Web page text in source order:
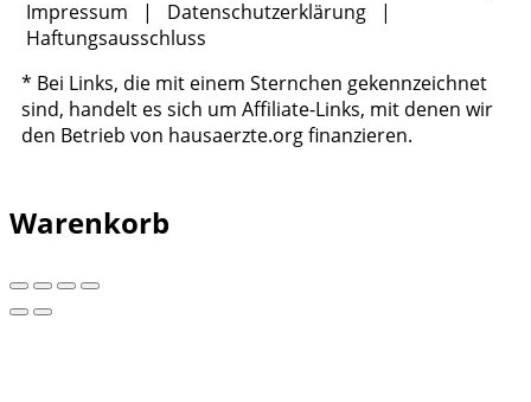
Impressum | Datenschutzerklärung |
Haftungsausschluss
* Bei Links, die mit einem Sternchen gekennzeichnet
sind, handelt es sich um Affiliate-Links, mit denen wir
den Betrieb von hausaerzte.org finanzieren.
Warenkorb